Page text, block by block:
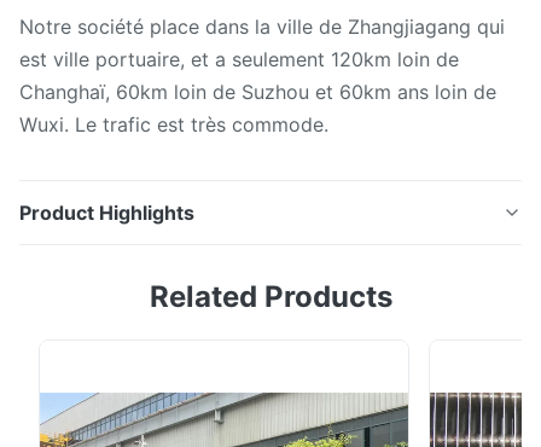
Notre société place dans la ville de Zhangjiagang qui
est ville portuaire, et a seulement 120km loin de
Changhaï, 60km loin de Suzhou et 60km ans loin de
Wuxi. Le trafic est très commode.
Product Highlights
d'aileron de chaudière de HRSG/CFB Lancement de
3087-1999, GB/T 8162-1999, GB/T 8163-1999,
GB/T3639, GB/T8162, GB/T8163 Marterial 10#-45#,
Related Products